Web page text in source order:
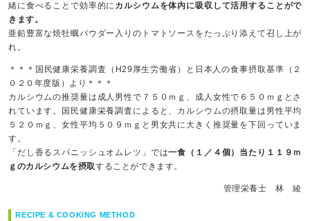
緒に食べることで効率的に カルシウムを体内に吸収して活用することがで
きます。
亜鉛豊富な焼牡蠣パウダー入りのトマトソースをたっぷり添えて召し上が
れ。
＊＊＊国民健康栄養調査（H29厚生労働省）と日本人の食事摂取基準（２
０２０年度版）より＊＊＊
カルシウムの推奨量は成人男性で７５０ｍｇ、成人女性で６５０ｍｇとさ
れています。国民健康栄養調査によると、カルシウムの摂取量は男性平均
５２０ｍｇ、女性平均５０９ｍｇと男女共に大きく推奨量を下回っていま
す。
「だし香るスパニッシュオムレツ」では一食（１／４個）当たり１１９ｍ
ｇのカルシウムを摂取することができます。
管理栄養士 林 綾
RECIPE & COOKING METHOD